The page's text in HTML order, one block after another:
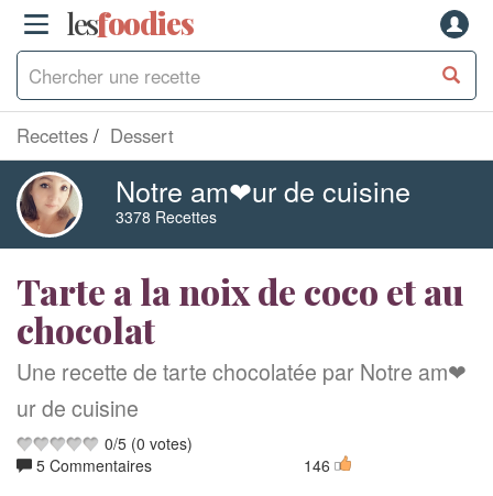
lesfoodies
Recettes Dessert
Notre am❤ur de cuisine
3378 Recettes
Tarte a la noix de coco et au
chocolat
Une recette de tarte chocolatée par Notre am❤
ur de cuisine
0/5 (0 votes)
5 Commentaires
146